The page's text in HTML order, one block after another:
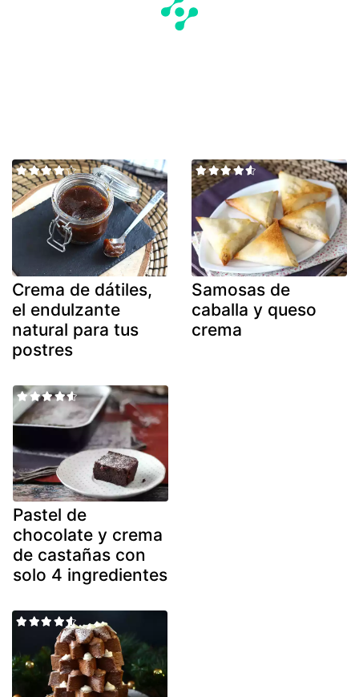
Crema de dátiles,
el endulzante
natural para tus
postres
Samosas de
caballa y queso
crema
Pastel de
chocolate y crema
de castañas con
solo 4 ingredientes